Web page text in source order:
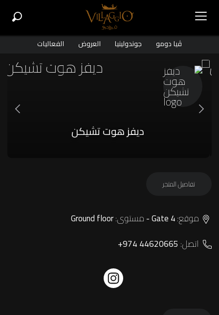
ڤيا دومو جوندولينيا العروض الفعاليات
ديفز هوت تشيكن
تفاصيل المتجر
موقع:Gate 4 - مستوى:Ground floor
اتصل: +974 44620665